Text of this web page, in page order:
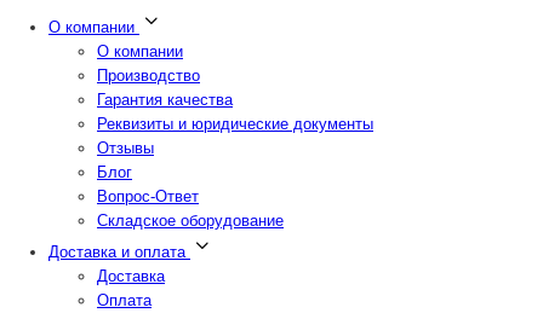
О компании
О компании
Производство
Гарантия качества
Реквизиты и юридические документы
Отзывы
Блог
Вопрос-Ответ
Складское оборудование
Доставка и оплата
Доставка
Оплата